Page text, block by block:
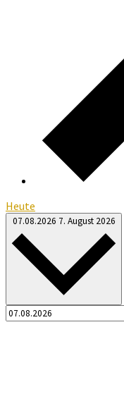
Heute
07.08.2026 7. August 2026